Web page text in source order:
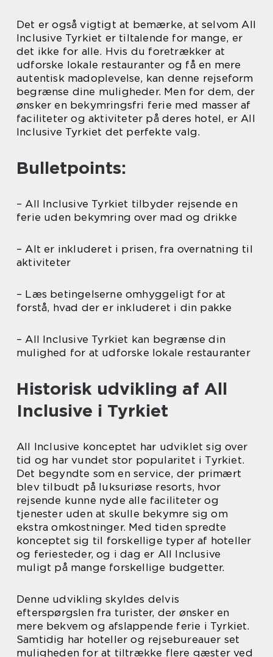
Det er også vigtigt at bemærke, at selvom All
Inclusive Tyrkiet er tiltalende for mange, er
det ikke for alle. Hvis du foretrækker at
udforske lokale restauranter og få en mere
autentisk madoplevelse, kan denne rejseform
begrænse dine muligheder. Men for dem, der
ønsker en bekymringsfri ferie med masser af
faciliteter og aktiviteter på deres hotel, er All
Inclusive Tyrkiet det perfekte valg.
Bulletpoints:
– All Inclusive Tyrkiet tilbyder rejsende en
ferie uden bekymring over mad og drikke
– Alt er inkluderet i prisen, fra overnatning til
aktiviteter
– Læs betingelserne omhyggeligt for at
forstå, hvad der er inkluderet i din pakke
– All Inclusive Tyrkiet kan begrænse din
mulighed for at udforske lokale restauranter
Historisk udvikling af All
Inclusive i Tyrkiet
All Inclusive konceptet har udviklet sig over
tid og har vundet stor popularitet i Tyrkiet.
Det begyndte som en service, der primært
blev tilbudt på luksuriøse resorts, hvor
rejsende kunne nyde alle faciliteter og
tjenester uden at skulle bekymre sig om
ekstra omkostninger. Med tiden spredte
konceptet sig til forskellige typer af hoteller
og feriesteder, og i dag er All Inclusive
muligt på mange forskellige budgetter.
Denne udvikling skyldes delvis
efterspørgslen fra turister, der ønsker en
mere bekvem og afslappende ferie i Tyrkiet.
Samtidig har hoteller og rejsebureauer set
muligheden for at tiltrække flere gæster ved